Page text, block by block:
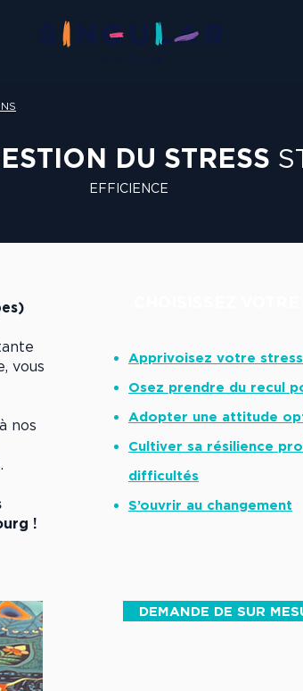
DU STRESS
EFFICIENCE
vous
nos
!
Apprivoisez votre
Osez prendre du recul
Adopter une attitude
Cultiver sa résilience
difficultés
S’ouvrir au changement
DEMANDE DE SUR